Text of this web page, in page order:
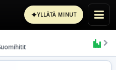
✦YLLÄTÄ MINUT